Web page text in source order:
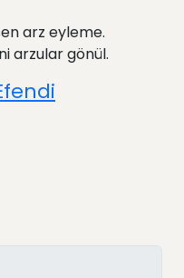
arz eyleme.
arzular gönül.